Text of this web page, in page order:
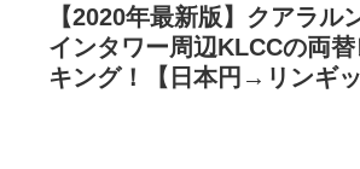
【2020年最新版】クアラル
インタワー周辺KLCCの両
キング！【日本円→リンギッ